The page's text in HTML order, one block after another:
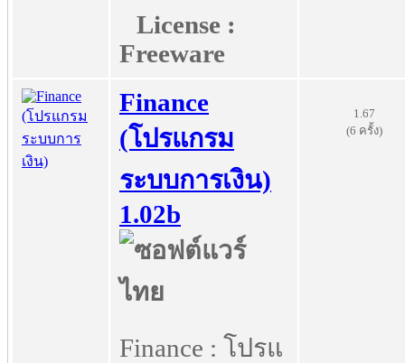
License :
Freeware
Finance
(โปรแกรม
ระบบการเงิน)
1.02b
Finance : โปรแ
1.67
(6 ครั้ง)